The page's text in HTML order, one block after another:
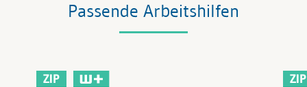
Passende Arbeitshilfen
ZIP
ZIP